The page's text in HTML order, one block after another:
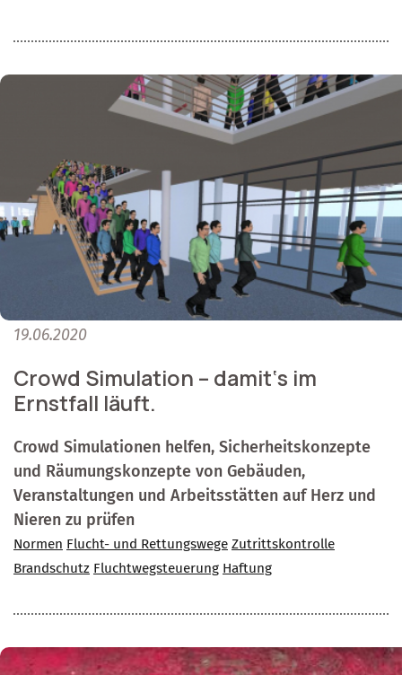
19.06.2020
Crowd Simulation – damit‘s im
Ernstfall läuft.
Crowd Simulationen helfen, Sicherheitskonzepte
und Räumungskonzepte von Gebäuden,
Veranstaltungen und Arbeitsstätten auf Herz und
Nieren zu prüfen
Normen Flucht- und Rettungswege Zutrittskontrolle
Brandschutz Fluchtwegsteuerung Haftung